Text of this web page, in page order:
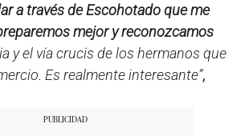
a través de Escohotado que me
mejor y reconozcamos
y el vía crucis de los hermanos que
Es realmente interesante”,